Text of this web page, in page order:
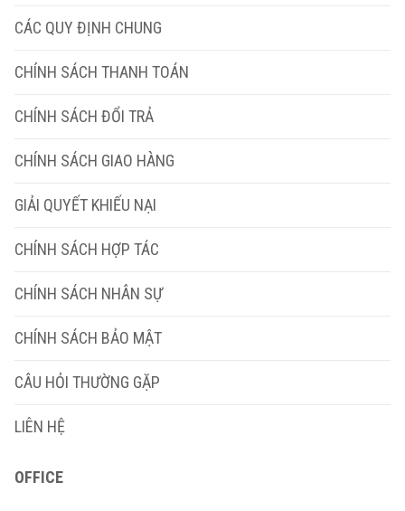
CÁC QUY ĐỊNH CHUNG
CHÍNH SÁCH THANH TOÁN
CHÍNH SÁCH ĐỔI TRẢ
CHÍNH SÁCH GIAO HÀNG
GIẢI QUYẾT KHIẾU NẠI
CHÍNH SÁCH HỢP TÁC
CHÍNH SÁCH NHÂN SỰ
CHÍNH SÁCH BẢO MẬT
CÂU HỎI THƯỜNG GẶP
LIÊN HỆ
OFFICE